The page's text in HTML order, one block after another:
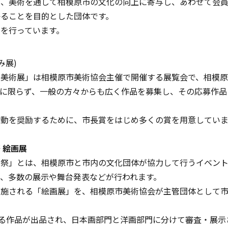
ことを目的とした団体です。
っています。
展)
術展」は相模原市美術協会主催で開催する展覧会で、相模
限らず、一般の方々からも広く作品を募集し、その応募作
を奨励するために、市長賞をはじめ多くの賞を用意してい
画展
とは、相模原市と市内の文化団体が協力して行うイベン
多数の展示や舞台発表などが行われます。
れる「絵画展」を、相模原市美術協会が主管団体として
作品が出品され、日本画部門と洋画部門に分けて審査・展